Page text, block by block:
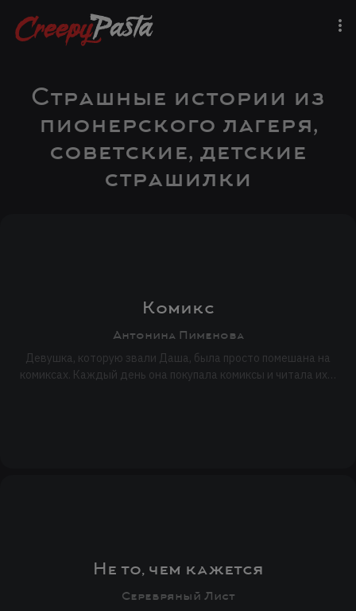
Страшные истории из
пионерского лагеря,
советские, детские
страшилки
Комикс
Антонина Пименова
Девушка, которую звали Даша, была просто помешана на
комиксах. Каждый день она покупала комиксы и читала их…
Не то, чем кажется
Серебряный Лист